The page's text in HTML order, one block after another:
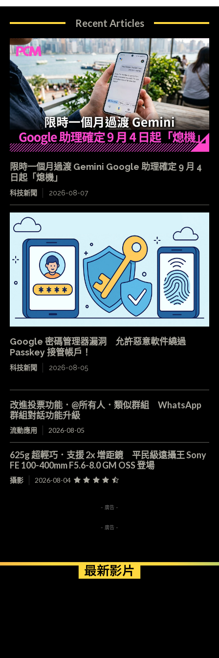
Recent Articles
限時一個月過渡 Gemini Google 助理確定 9 月 4
日起「熄機」
科技新聞 2026-08-07
Google 密碼管理器漏洞 允許惡意軟件繞過
Passkey 接管帳戶！
科技新聞 2026-08-05
改進投票功能．@所有人．類似群組 WhatsApp
群組對話功能升級
流動應用 2026-08-05
625g 超輕巧．支援 2x 增距鏡 平民級遠攝王 Sony
FE 100-400mm F5.6-8.0 GM OSS 登場
攝影 2026-08-04
- 廣告 -
- 廣告 -
最新影片